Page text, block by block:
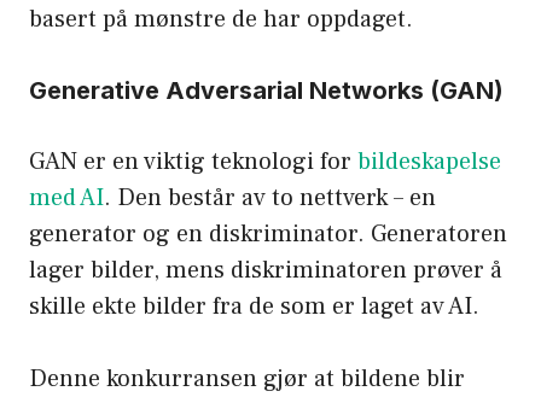
basert på mønstre de har oppdaget.
Generative Adversarial Networks (GAN)
GAN er en viktig teknologi for bildeskapelse
med AI. Den består av to nettverk – en
generator og en diskriminator. Generatoren
lager bilder, mens diskriminatoren prøver å
skille ekte bilder fra de som er laget av AI.
Denne konkurransen gjør at bildene blir